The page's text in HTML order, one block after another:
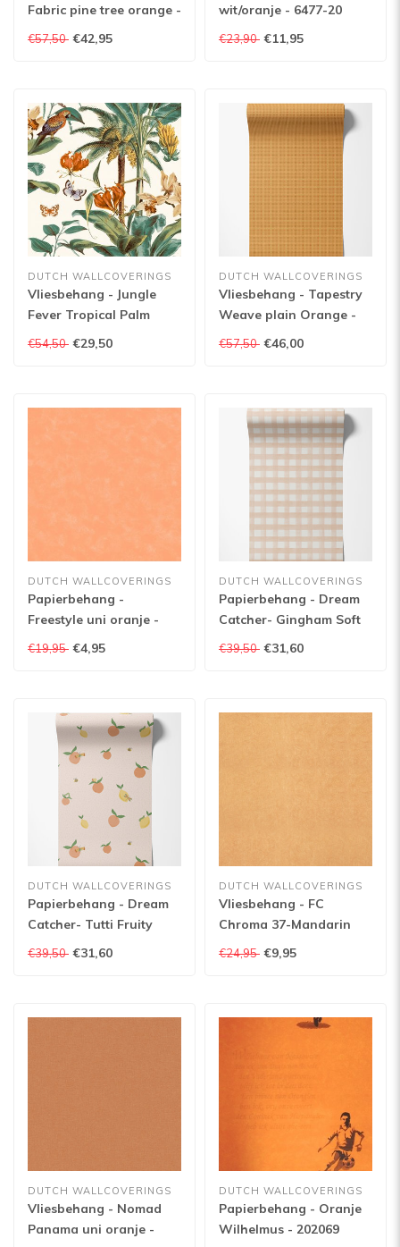
Fabric pine tree orange -
WF121016
€57,50 €42,95
wit/oranje - 6477-20
€23,90 €11,95
DUTCH WALLCOVERINGS
Vliesbehang - Jungle
Fever Tropical Palm
groen/oranje - JF2002
€54,50 €29,50
DUTCH WALLCOVERINGS
Vliesbehang - Tapestry
Weave plain Orange -
TP422603
€57,50 €46,00
DUTCH WALLCOVERINGS
Papierbehang -
Freestyle uni oranje -
8699-ET
€19,95 €4,95
DUTCH WALLCOVERINGS
Papierbehang - Dream
Catcher- Gingham Soft
Coral - 13292
€39,50 €31,60
DUTCH WALLCOVERINGS
Papierbehang - Dream
Catcher- Tutti Fruity
Coral/Orange - 13271
€39,50 €31,60
DUTCH WALLCOVERINGS
Vliesbehang - FC
Chroma 37-Mandarin
€24,95 €9,95
DUTCH WALLCOVERINGS
Vliesbehang - Nomad
Panama uni oranje -
DUTCH WALLCOVERINGS
Papierbehang - Oranje
Wilhelmus - 202069